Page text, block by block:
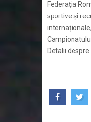
Federația
sportive și
Detalii